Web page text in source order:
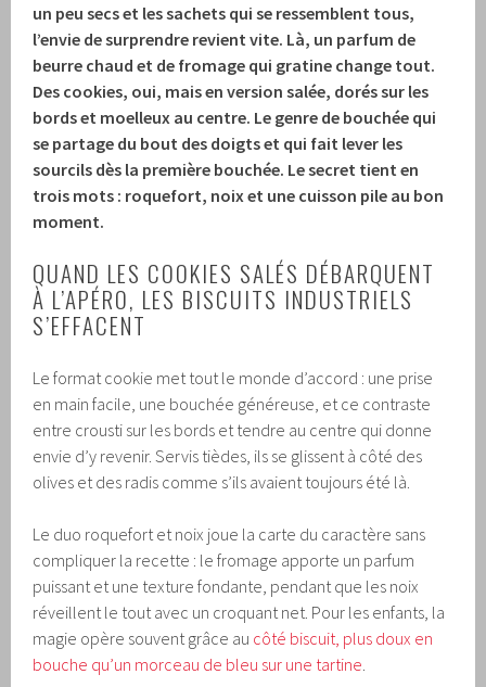
un peu secs et les sachets qui se ressemblent tous,
l’envie de surprendre revient vite. Là, un parfum de
beurre chaud et de fromage qui gratine change tout.
Des cookies, oui, mais en version salée, dorés sur les
bords et moelleux au centre. Le genre de bouchée qui
se partage du bout des doigts et qui fait lever les
sourcils dès la première bouchée. Le secret tient en
trois mots : roquefort, noixet une cuisson pile au bon
moment.
QUAND LES COOKIES SALÉS DÉBARQUENT
À L’APÉRO, LES BISCUITS INDUSTRIELS
S’EFFACENT
Le format cookie met tout le monde d’accord : une prise
en main facile, une bouchée généreuse, et ce contraste
entre crousti sur les bords et tendre au centre qui donne
envie d’y revenir. Servis tièdes, ils se glissent à côté des
olives et des radis comme s’ils avaient toujours été là.
Le duo roquefort et noix joue la carte du caractère sans
compliquer la recette : le fromage apporte un parfum
puissant et une texture fondante, pendant que les noix
réveillent le tout avec un croquant net. Pour les enfants, la
magie opère souvent grâce au côté biscuit, plus doux en
bouche qu’un morceau de bleu sur une tartine.